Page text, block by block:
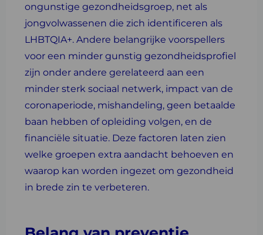
ongunstige gezondheidsgroep, net als
jongvolwassenen die zich identificeren als
LHBTQIA+. Andere belangrijke voorspellers
voor een minder gunstig gezondheidsprofiel
zijn onder andere gerelateerd aan een
minder sterk sociaal netwerk, impact van de
coronaperiode, mishandeling, geen betaalde
baan hebben of opleiding volgen, en de
financiële situatie. Deze factoren laten zien
welke groepen extra aandacht behoeven en
waarop kan worden ingezet om gezondheid
in brede zin te verbeteren.